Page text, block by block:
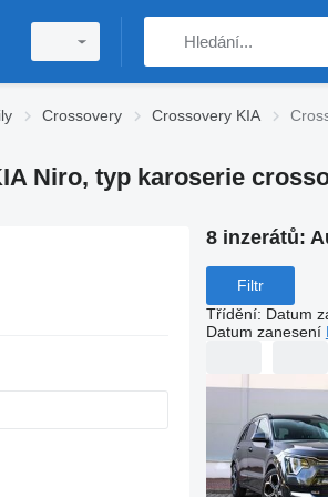
Crossovery Crossovery KIA
Niro, typ karoserie
8 inzerátů:
Filtr
Třídění: Datum
Datum zanesení